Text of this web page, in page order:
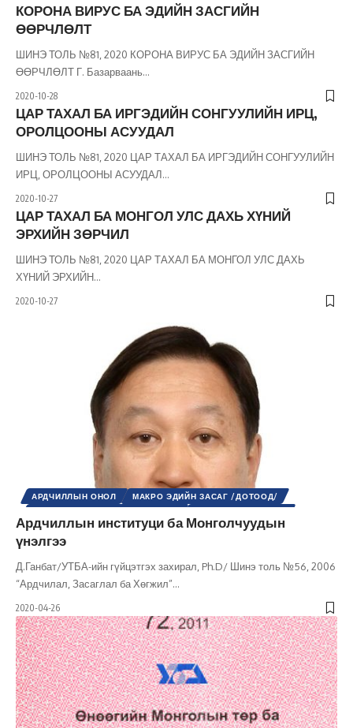
КОРОНА ВИРУС БА ЭДИЙН ЗАСГИЙН
ӨӨРЧЛӨЛТ
ШИНЭ ТОЛЬ №81, 2020 КОРОНА ВИРУС БА ЭДИЙН ЗАСГИЙН
ӨӨРЧЛӨЛТ Г. Базарваань…
2020-10-28
ЦАР ТАХАЛ БА ИРГЭДИЙН СОНГУУЛИЙН ИРЦ,
ОРОЛЦООНЫ АСУУДАЛ
ШИНЭ ТОЛЬ №81, 2020 ЦАР ТАХАЛ БА ИРГЭДИЙН СОНГУУЛИЙН
ИРЦ, ОРОЛЦООНЫ АСУУДАЛ…
2020-10-27
ЦАР ТАХАЛ БА МОНГОЛ УЛС ДАХЬ ХҮНИЙ
ЭРХИЙН ЗӨРЧИЛ
ШИНЭ ТОЛЬ №81, 2020 ЦАР ТАХАЛ БА МОНГОЛ УЛС ДАХЬ
ХҮНИЙ ЭРХИЙН…
2020-10-27
АРДЧИЛЛЫН ОНОЛ
МАКРО ЭДИЙН ЗАСАГ /ДОТООД/
НИЙГЭМ
УЛС ТӨР ШИНЭ ТОЛЬ СЭТГҮҮЛ
Ардчиллын институци ба Монголчуудын
үнэлгээ
Д.Ганбат/УТБА-ийн гүйцэтгэх захирал, Ph.D/ Шинэ толь №56, 2006
“Ардчилал, Засаглал ба Хөгжил”…
2020-04-26